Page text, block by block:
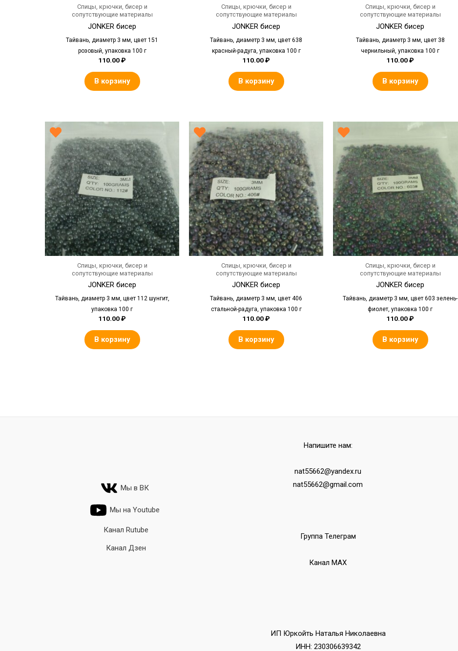
Спицы, крючки, бисер и
сопутствующие материалы
JONKER бисер
Тайвань, диаметр 3 мм, цвет 151
розовый, упаковка 100 г
110.00₽
В корзину
Спицы, крючки, бисер и
сопутствующие материалы
JONKER бисер
Тайвань, диаметр 3 мм, цвет 638
красный-радуга, упаковка 100 г
110.00₽
В корзину
Спицы, крючки, бисер и
сопутствующие материалы
JONKER бисер
Тайвань, диаметр 3 мм, цвет 38
чернильный, упаковка 100 г
110.00₽
В корзину
Спицы, крючки, бисер и
сопутствующие материалы
JONKER бисер
Тайвань, диаметр 3 мм, цвет 112 шунгит,
упаковка 100 г
110.00₽
В корзину
Спицы, крючки, бисер и
сопутствующие материалы
JONKER бисер
Тайвань, диаметр 3 мм, цвет 406
стальной-радуга, упаковка 100 г
110.00₽
В корзину
Спицы, крючки, бисер и
сопутствующие материалы
JONKER бисер
Тайвань, диаметр 3 мм, цвет 603 зелень-
фиолет, упаковка 100 г
110.00₽
В корзину
Мы в ВК
Мы на Youtube
Канал Rutube
Канал Дзен
Напишите нам:
nat55662@yandex.ru
nat55662@gmail.com
Группа Телеграм
Канал МАХ
ИП Юркойть Наталья Николаевна
ИНН: 230306639342